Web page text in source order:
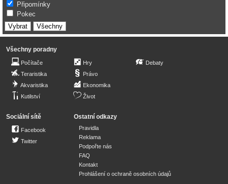
Připomínky
Pokec
Všechny poradny
Počítače
Teraristika
Akvaristika
Kutilství
Hry
Právo
Ekonomika
Život
Debaty
Sociální sítě
Facebook
Twitter
Ostatní odkazy
Pravidla
Reklama
Podpořte nás
FAQ
Kontakt
Prohlášení o ochraně osobních údajů